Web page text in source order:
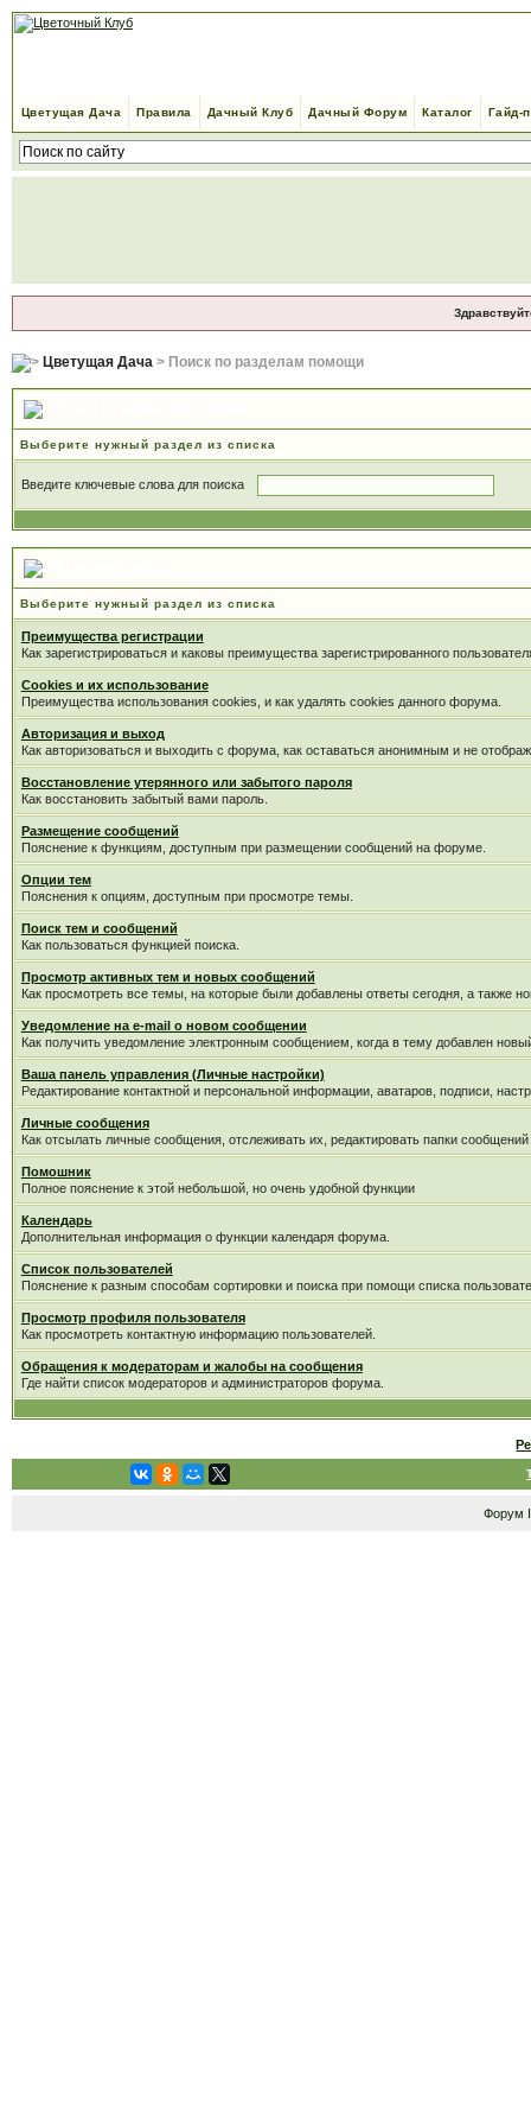
Цветущая Дача Правила Дачный Клуб Дачный Форум Каталог Гайд-
Цветущая Дача> Поиск по разделам помощи
Выберите нужный раздел из списка
Введите ключевые слова для поиска
Выберите нужный раздел из списка
Преимущества регистрации
Как зарегистрироваться и каковы преимущества зарегистрированного
Cookies и их использование
Преимущества использования cookies, и как удалять cookies данного форума.
Авторизация и выход
Как авторизоваться и выходить с форума, как оставаться анонимным и не
Восстановление утерянного или забытого пароля
Как восстановить забытый вами пароль.
Размещение сообщений
Пояснение к функциям, доступным при размещении сообщений на форуме.
Опции тем
Пояснения к опциям, доступным при просмотре темы.
Поиск тем и сообщений
Как пользоваться функцией поиска.
Просмотр активных тем и новых сообщений
Как просмотреть все темы, на которые были добавлены ответы сегодня, а также
Уведомление на е-mail о новом сообщении
Как получить уведомление электронным сообщением, когда в тему добавлен
Ваша панель управления (Личные настройки)
Редактирование контактной и персональной информации, аватаров, подписи,
Личные сообщения
Как отсылать личные сообщения, отслеживать их, редактировать папки
Помошник
Полное пояснение к этой небольшой, но очень удобной функции
Календарь
Дополнительная информация о функции календаря форума.
Список пользователей
Пояснение к разным способам сортировки и поиска при помощи списка
Просмотр профиля пользователя
Как просмотреть контактную информацию пользователей.
Обращения к модераторам и жалобы на сообщения
Где найти список модераторов и администраторов форума.
Форум